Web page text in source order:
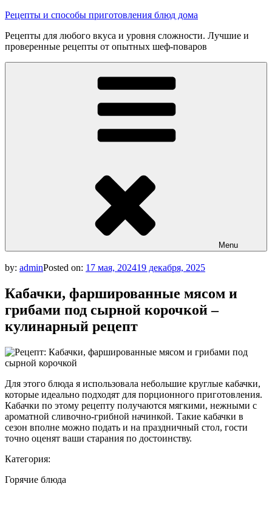
Skip
content
Рецепты и способы приготовления блюд дома
Рецепты для любого вкуса и уровня сложности. Лучшие и
проверенные рецепты от опытных шеф-поваров
Menu
by: adminPosted on: 17 мая, 202419 декабря, 2025
Кабачки, фаршированные мясом и
грибами под сырной корочкой –
кулинарный рецепт
Для этого блюда я использовала небольшие круглые кабачки,
которые идеально подходят для порционного приготовления.
Кабачки по этому рецепту получаются мягкими, нежными с
ароматной сливочно-грибной начинкой. Такие кабачки в
сезон вполне можно подать и на праздничный стол, гости
точно оценят ваши старания по достоинству.
Категория:
Горячие блюда